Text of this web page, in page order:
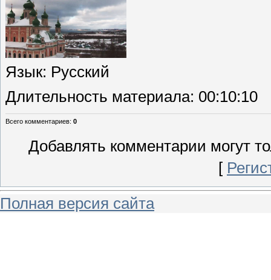
Язык: Русский
Длительность материала: 00:10:10
Всего комментариев: 0
Добавлять комментарии могут
[
Полная версия сайта